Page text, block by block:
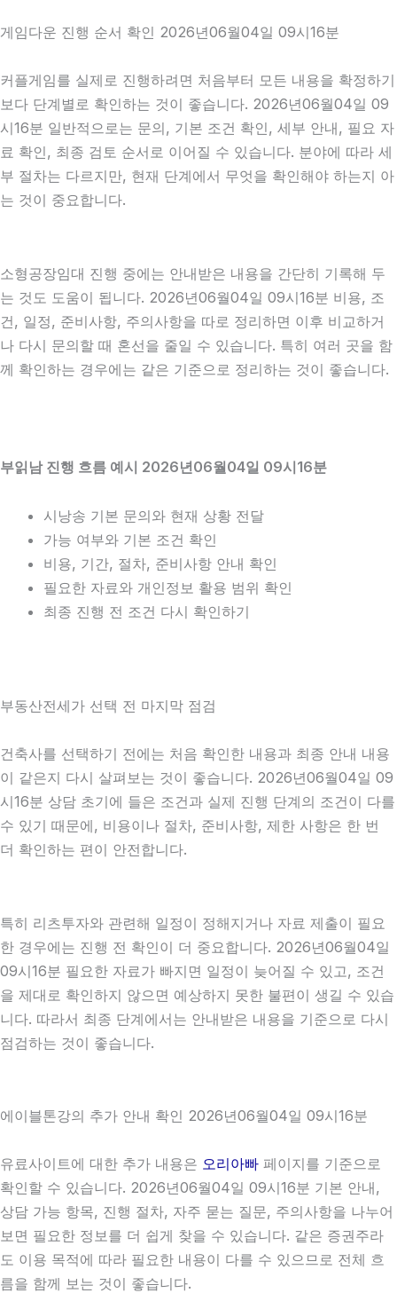
게임다운 진행 순서 확인 2026년06월04일 09시16분
커플게임를 실제로 진행하려면 처음부터 모든 내용을 확정하기
보다 단계별로 확인하는 것이 좋습니다. 2026년06월04일 09
시16분 일반적으로는 문의, 기본 조건 확인, 세부 안내, 필요 자
료 확인, 최종 검토 순서로 이어질 수 있습니다. 분야에 따라 세
부 절차는 다르지만, 현재 단계에서 무엇을 확인해야 하는지 아
는 것이 중요합니다.
소형공장임대 진행 중에는 안내받은 내용을 간단히 기록해 두
는 것도 도움이 됩니다. 2026년06월04일 09시16분 비용, 조
건, 일정, 준비사항, 주의사항을 따로 정리하면 이후 비교하거
나 다시 문의할 때 혼선을 줄일 수 있습니다. 특히 여러 곳을 함
께 확인하는 경우에는 같은 기준으로 정리하는 것이 좋습니다.
부읽남 진행 흐름 예시 2026년06월04일 09시16분
시낭송 기본 문의와 현재 상황 전달
가능 여부와 기본 조건 확인
비용, 기간, 절차, 준비사항 안내 확인
필요한 자료와 개인정보 활용 범위 확인
최종 진행 전 조건 다시 확인하기
부동산전세가 선택 전 마지막 점검
건축사를 선택하기 전에는 처음 확인한 내용과 최종 안내 내용
이 같은지 다시 살펴보는 것이 좋습니다. 2026년06월04일 09
시16분 상담 초기에 들은 조건과 실제 진행 단계의 조건이 다를
수 있기 때문에, 비용이나 절차, 준비사항, 제한 사항은 한 번
더 확인하는 편이 안전합니다.
특히 리츠투자와 관련해 일정이 정해지거나 자료 제출이 필요
한 경우에는 진행 전 확인이 더 중요합니다. 2026년06월04일
09시16분 필요한 자료가 빠지면 일정이 늦어질 수 있고, 조건
을 제대로 확인하지 않으면 예상하지 못한 불편이 생길 수 있습
니다. 따라서 최종 단계에서는 안내받은 내용을 기준으로 다시
점검하는 것이 좋습니다.
에이블톤강의 추가 안내 확인 2026년06월04일 09시16분
유료사이트에 대한 추가 내용은 오리아빠 페이지를 기준으로
확인할 수 있습니다. 2026년06월04일 09시16분 기본 안내,
상담 가능 항목, 진행 절차, 자주 묻는 질문, 주의사항을 나누어
보면 필요한 정보를 더 쉽게 찾을 수 있습니다. 같은 증권주라
도 이용 목적에 따라 필요한 내용이 다를 수 있으므로 전체 흐
름을 함께 보는 것이 좋습니다.